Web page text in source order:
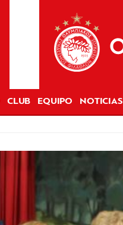
CLUB EQUIPO NOTICIAS